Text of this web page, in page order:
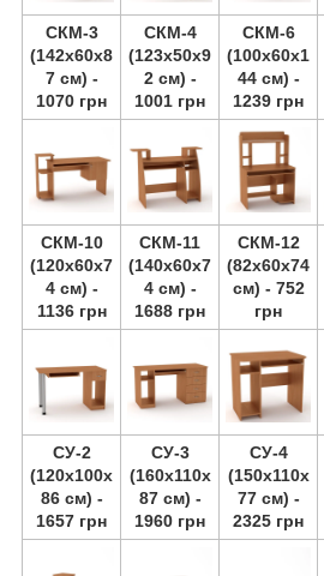
СКМ-3
(142х60х8
7 см) -
1070 грн
СКМ-4
(123х50х9
2 см) -
1001 грн
СКМ-6
(100х60х1
44 см) -
1239 грн
СКМ-10
(120х60х7
4 см) -
1136 грн
СКМ-11
(140х60х7
4 см) -
1688 грн
СКМ-12
(82х60х74
см) - 752
грн
СУ-2
(120х100х
86 см) -
1657 грн
СУ-3
(160х110х
87 см) -
1960 грн
СУ-4
(150х110х
77 см) -
2325 грн